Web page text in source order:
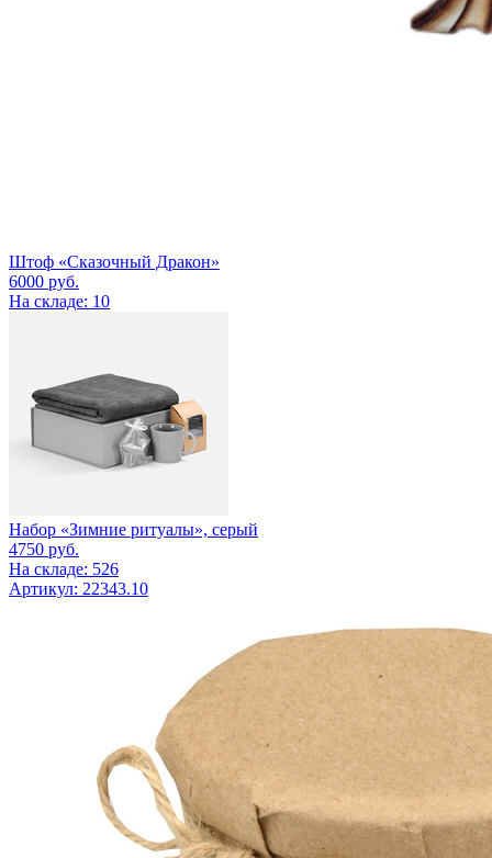
Штоф «Сказочный Дракон»
6000 руб.
На складе: 10
Набор «Зимние ритуалы», серый
4750 руб.
На складе: 526
Артикул: 22343.10